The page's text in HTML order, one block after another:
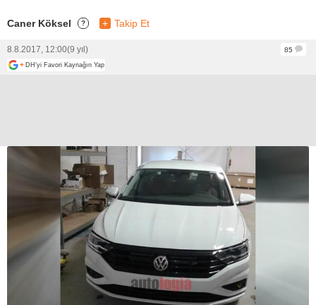
Caner Köksel ? + Takip Et
8.8.2017, 12:00(9 yıl)
85
+ DH'yi Favori Kaynağın Yap